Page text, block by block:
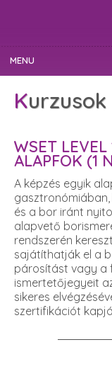
MENU
Kurzusok
WSET
ALAPFOK (1
A képzés egyik
és a bor iránt
alapvető
rendszerén
sajátíthatják el a
párosítást vagy a
ismertetőjegyeit
sikeres
szertifikációt